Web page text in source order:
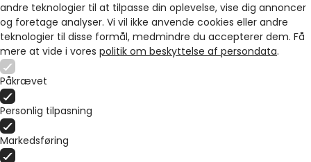
andre teknologier til at tilpasse din oplevelse, vise dig annoncer
og foretage analyser. Vi vil ikke anvende cookies eller andre
teknologier til disse formål, medmindre du accepterer dem. Få
mere at vide i vores politik om beskyttelse af persondata.
Påkrævet
Personlig tilpasning
Markedsføring